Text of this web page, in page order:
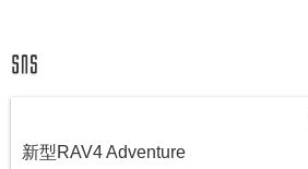
新型RAV4 Adventure